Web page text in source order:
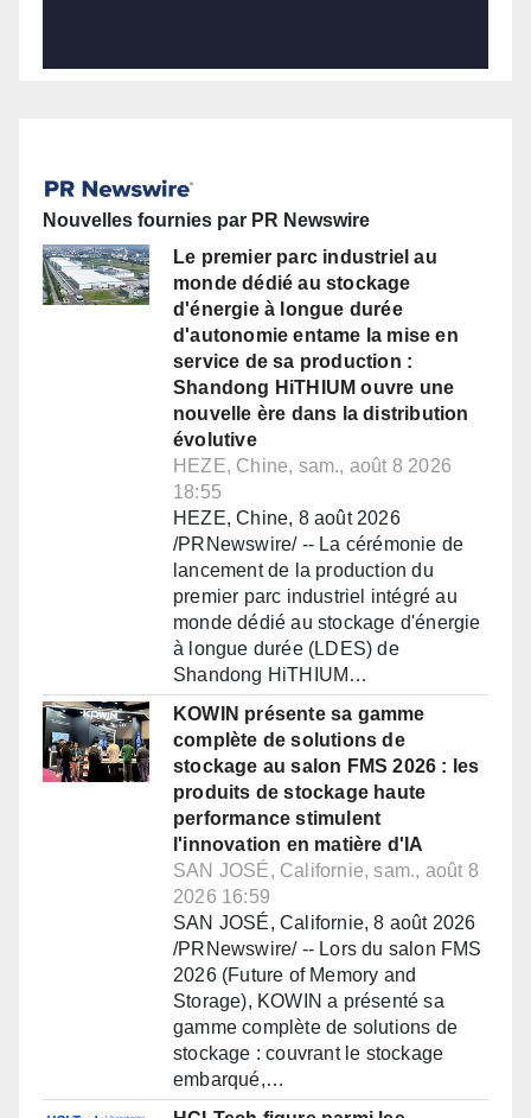
Nouvelles fournies par PR Newswire
Le premier parc industriel au
monde dédié au stockage
d'énergie à longue durée
d'autonomie entame la mise en
service de sa production :
Shandong HiTHIUM ouvre une
nouvelle ère dans la distribution
évolutive
HEZE, Chine, sam., août 8 2026
18:55
HEZE, Chine, 8 août 2026
/PRNewswire/ -- La cérémonie de
lancement de la production du
premier parc industriel intégré au
monde dédié au stockage d'énergie
à longue durée (LDES) de
Shandong HiTHIUM…
KOWIN présente sa gamme
complète de solutions de
stockage au salon FMS 2026 : les
produits de stockage haute
performance stimulent
l'innovation en matière d'IA
SAN JOSÉ, Californie, sam., août 8
2026 16:59
SAN JOSÉ, Californie, 8 août 2026
/PRNewswire/ -- Lors du salon FMS
2026 (Future of Memory and
Storage), KOWIN a présenté sa
gamme complète de solutions de
stockage : couvrant le stockage
embarqué,…